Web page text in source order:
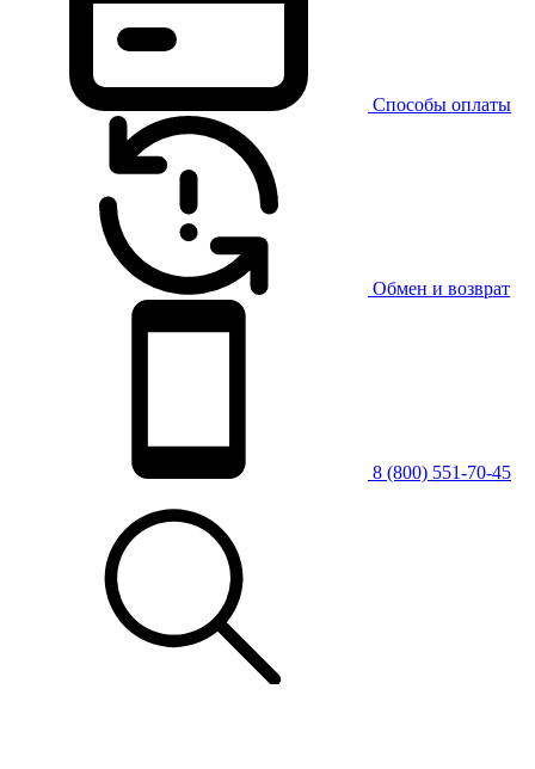
Способы оплаты
Обмен и возврат
8 (800) 551-70-45